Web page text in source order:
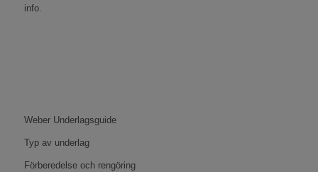
info.
Weber Underlagsguide
Typ av underlag
Förberedelse och rengöring